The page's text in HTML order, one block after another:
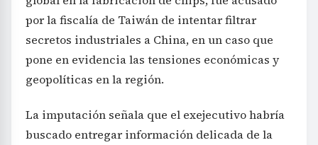
por la fiscalía de Taiwán de intentar filtrar
secretos industriales a China, en un caso que
pone en evidencia las tensiones económicas y
geopolíticas en la región.
La imputación señala que el exejecutivo habría
buscado entregar información delicada de la